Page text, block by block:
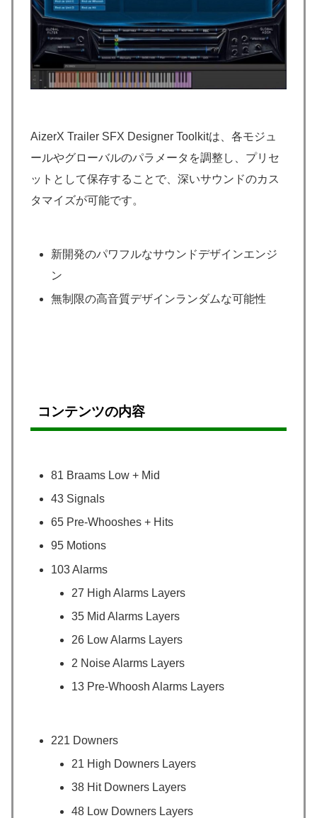
AizerX Trailer SFX Designer Toolkitは、各モジュ
ールやグローバルのパラメータを調整し、プリセ
ットとして保存することで、深いサウンドのカス
タマイズが可能です。
新開発のパワフルなサウンドデザインエンジ
ン
無制限の高音質デザインランダムな可能性
コンテンツの内容
81 Braams Low + Mid
43 Signals
65 Pre-Whooshes + Hits
95 Motions
103 Alarms
27 High Alarms Layers
35 Mid Alarms Layers
26 Low Alarms Layers
2 Noise Alarms Layers
13 Pre-Whoosh Alarms Layers
221 Downers
21 High Downers Layers
38 Hit Downers Layers
48 Low Downers Layers